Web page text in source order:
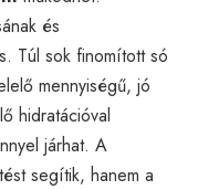
és
Túl sok finomított só
mennyiségű, jó
hidratációval
járhat. A
segítik, hanem a